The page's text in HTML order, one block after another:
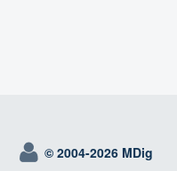
© 2004-2026 MDig